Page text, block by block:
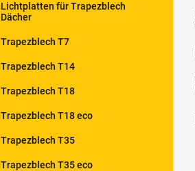
Lichtplatten für Trapezblech
Dächer
Trapezblech T7
Trapezblech T14
Trapezblech T18
Trapezblech T18 eco
Trapezblech T35
Trapezblech T35 eco